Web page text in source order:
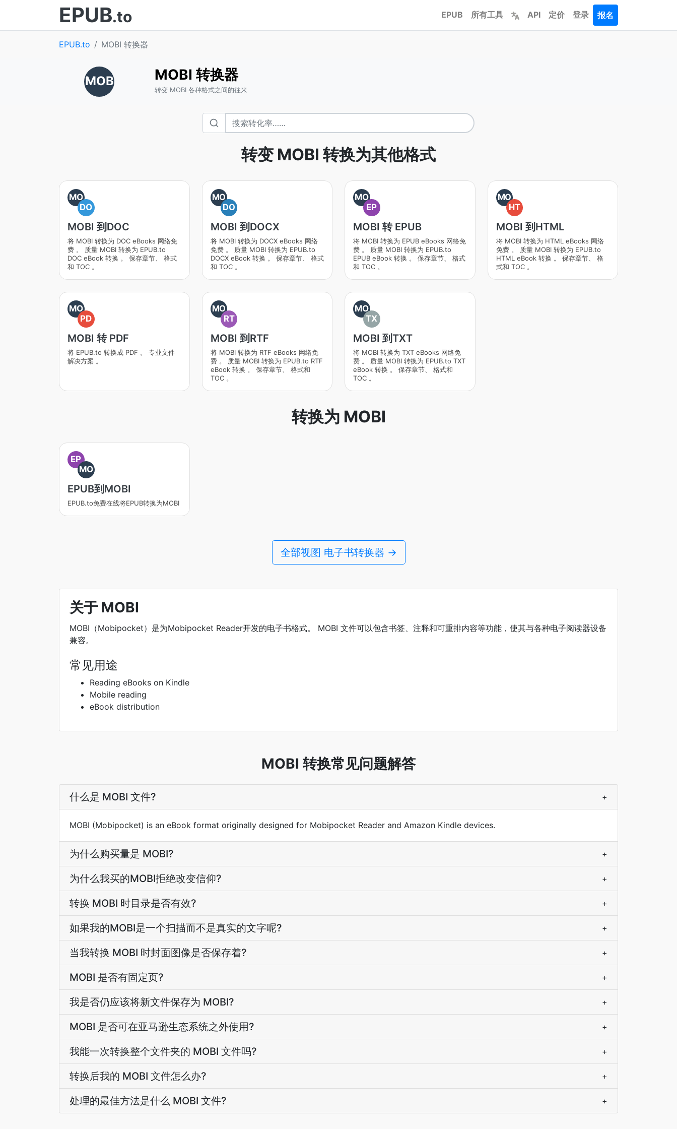
EPUB.to EPUB 所有工具 API 定价 登录 报名
EPUB.to MOBI 转换器
MOB MOBI 转换器
转变 MOBI 各种格式之间的往来
转变 MOBI 转换为其他格式
MO
DO
MOBI 到DOC
将 MOBI 转换为 DOC eBooks 网络免
费 。 质量 MOBI 转换为 EPUB.to
DOC eBook 转换 。 保存章节、 格式
和 TOC 。
MO
DO
MOBI 到DOCX
将 MOBI 转换为 DOCX eBooks 网络
免费 。 质量 MOBI 转换为 EPUB.to
DOCX eBook 转换 。 保存章节、 格式
和 TOC 。
MO
EP
MOBI 转 EPUB
将 MOBI 转换为 EPUB eBooks 网络免
费 。 质量 MOBI 转换为 EPUB.to
EPUB eBook 转换 。 保存章节、 格式
和 TOC 。
MO
HT
MOBI 到HTML
将 MOBI 转换为 HTML eBooks 网络
免费 。 质量 MOBI 转换为 EPUB.to
HTML eBook 转换 。 保存章节、 格
式和 TOC 。
MO
PD
MOBI 转 PDF
将 EPUB.to 转换成 PDF 。 专业文件
解决方案 。
MO
RT
MOBI 到RTF
将 MOBI 转换为 RTF eBooks 网络免
费 。 质量 MOBI 转换为 EPUB.to RTF
eBook 转换 。 保存章节、 格式和
TOC 。
MO
TX
MOBI 到TXT
将 MOBI 转换为 TXT eBooks 网络免
费 。 质量 MOBI 转换为 EPUB.to TXT
eBook 转换 。 保存章节、 格式和
TOC 。
转换为 MOBI
EP
MO
EPUB到MOBI
EPUB.to免费在线将EPUB转换为MOBI
全部视图 电子书转换器 →
关于 MOBI
MOBI（Mobipocket）是为Mobipocket Reader开发的电子书格式。 MOBI 文件可以包含书签、注释和可重排内容等功能，使其与各种电子阅读器设备
兼容。
常见用途
Reading eBooks on Kindle
Mobile reading
eBook distribution
MOBI 转换常见问题解答
什么是 MOBI 文件? +
MOBI (Mobipocket) is an eBook format originally designed for Mobipocket Reader and Amazon Kindle devices.
为什么购买量是 MOBI? +
为什么我买的MOBI拒绝改变信仰? +
转换 MOBI 时目录是否有效? +
如果我的MOBI是一个扫描而不是真实的文字呢? +
当我转换 MOBI 时封面图像是否保存着? +
MOBI 是否有固定页? +
我是否仍应该将新文件保存为 MOBI? +
MOBI 是否可在亚马逊生态系统之外使用? +
我能一次转换整个文件夹的 MOBI 文件吗? +
转换后我的 MOBI 文件怎么办? +
处理的最佳方法是什么 MOBI 文件? +